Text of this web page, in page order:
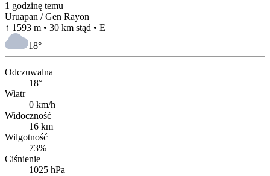
1 godzinę temu
Uruapan / Gen Rayon
↑ 1593 m • 30 km stąd • E
18°
Odczuwalna
18°
Wiatr
0 km/h
Widoczność
16 km
Wilgotność
73%
Ciśnienie
1025 hPa